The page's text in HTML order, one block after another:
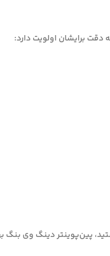
برایشان اولویت دارد:
پین‌پوینتر دینگ وی بنگ